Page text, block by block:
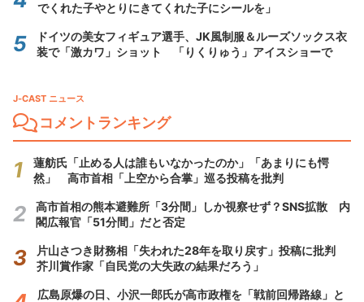
でくれた子やとりにきてくれた子にシールを」
ドイツの美女フィギュア選手、JK風制服＆ルーズソックス衣
装で「激カワ」ショット 「りくりゅう」アイスショーで
J-CAST ニュース
コメントランキング
蓮舫氏「止める人は誰もいなかったのか」「あまりにも愕
然」 高市首相「上空から合掌」巡る投稿を批判
高市首相の熊本避難所「3分間」しか視察せず？SNS拡散 内
閣広報官「51分間」だと否定
片山さつき財務相「失われた28年を取り戻す」投稿に批判
芥川賞作家「自民党の大失政の結果だろう」
広島原爆の日、小沢一郎氏が高市政権を「戦前回帰路線」と